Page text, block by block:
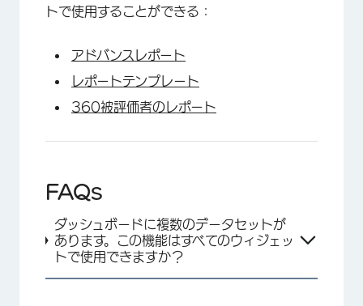
トで使用することができる：
アドバンスレポート
レポートテンプレート
360被評価者のレポート
FAQs
ダッシュボードに複数のデータセットが
あります。この機能はすべてのウィジェッ
トで使用できますか？